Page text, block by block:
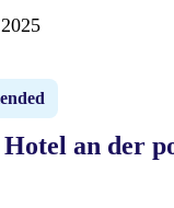
Hotel an der